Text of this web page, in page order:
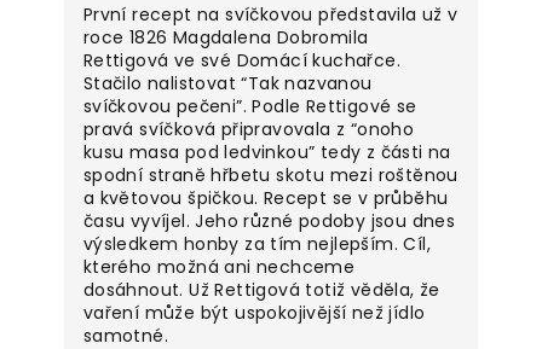
První recept na svíčkovou představila už v
roce 1826 Magdalena Dobromila
Rettigová ve své Domácí kuchařce.
Stačilo nalistovat “Tak nazvanou
svíčkovou pečeni”. Podle Rettigové se
pravá svíčková připravovala z “onoho
kusu masa pod ledvinkou” tedy z části na
spodní straně hřbetu skotu mezi roštěnou
a květovou špičkou. Recept se v průběhu
času vyvíjel. Jeho různé podoby jsou dnes
výsledkem honby za tím nejlepším. Cíl,
kterého možná ani nechceme
dosáhnout. Už Rettigová totiž věděla, že
vaření může být uspokojivější než jídlo
samotné.